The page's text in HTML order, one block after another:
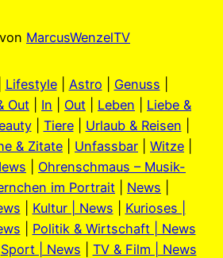
MarcusWenzelTV
Lifestyle| Astro Genuss
Out In Out Leben
Liebe &
| Tiere| Urlaub & Reisen
& Zitate Unfassbar Witze
Ohrenschmaus – Musik-
im Portrait
News
Kultur | News
Kurioses |
Politik & Wirtschaft | News
Sport | News
TV & Film | News